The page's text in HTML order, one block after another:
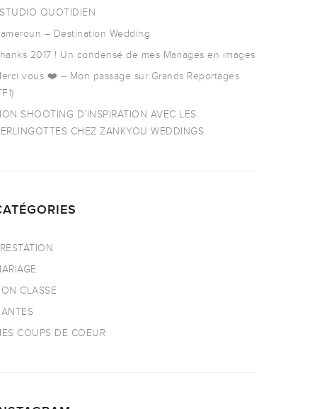
QUOTIDIEN
– Destination Wedding
2017 ! Un condensé de mes Mariages en images
vous ❤️ – Mon passage sur Grands Reportages
SHOOTING D’INSPIRATION AVEC LES
CHEZ ZANKYOU WEDDINGS
CLASSE
COUPS DE COEUR